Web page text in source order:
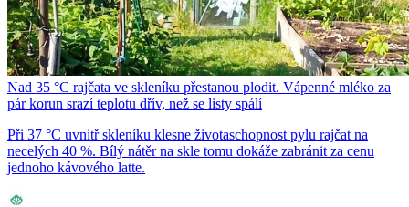
Nad 35 °C rajčata ve skleníku přestanou plodit. Vápenné mléko za
pár korun srazí teplotu dřív, než se listy spálí
Při 37 °C uvnitř skleníku klesne životaschopnost pylu rajčat na
necelých 40 %. Bílý nátěr na skle tomu dokáže zabránit za cenu
jednoho kávového latte.